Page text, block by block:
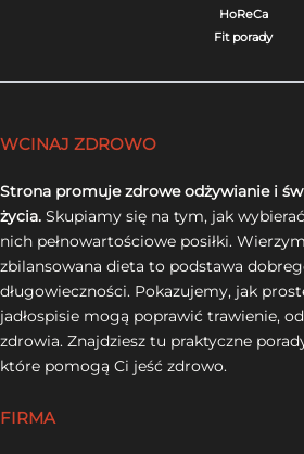
HoReCa
Fit porady
WCINAJ ZDROWO
Strona promuje zdrowe odżywianie i
życia. Skupiamy się na tym, jak
nich pełnowartościowe posiłki.
zbilansowana dieta to podstawa
długowieczności. Pokazujemy, jak
jadłospisie mogą poprawić trawienie,
zdrowia. Znajdziesz tu praktyczne
które pomogą Ci jeść zdrowo.
FIRMA